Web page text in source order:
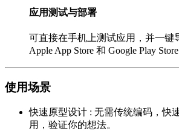
应用测试与部署
可直接在手机上测试应用，并一键
Apple App Store 和 Google Play Store
使用场景
快速原型设计 : 无需传统编码，快
用，验证你的想法。